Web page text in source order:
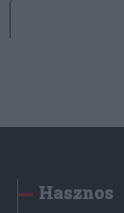
Hasznos